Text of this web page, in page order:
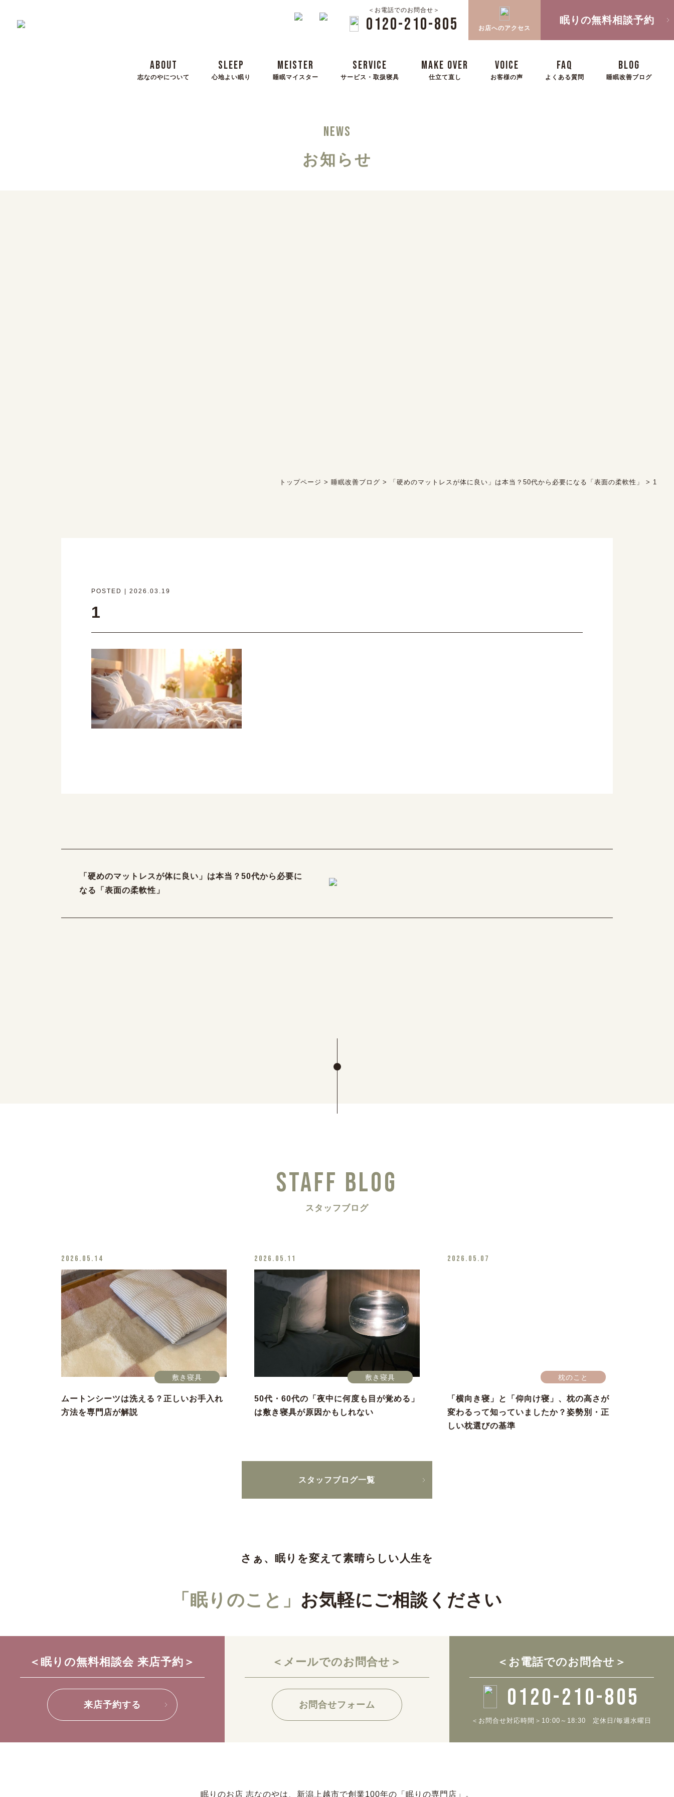
＜お電話でのお問合せ＞
0120-210-805 お店へのアクセス
眠りの無料相談予約
ABOUT
志なのやについて
SLEEP
心地よい眠り
MEISTER
睡眠マイスター
SERVICE
サービス・取扱寝具
MAKE OVER
仕立て直し
VOICE
お客様の声
FAQ
よくある質問
BLOG
睡眠改善ブログ
NEWS
お知らせ
トップページ > 睡眠改善ブログ > 「硬めのマットレスが体に良い」は本当？50代から必要になる「表面の柔軟性」 > 1
POSTED | 2026.03.19
1
「硬めのマットレスが体に良い」は本当？50代から必要に
なる「表面の柔軟性」
STAFF BLOG
スタッフブログ
2026.05.14
敷き寝具
ムートンシーツは洗える？正しいお手入れ
方法を専門店が解説
2026.05.11
敷き寝具
50代・60代の「夜中に何度も目が覚める」
は敷き寝具が原因かもしれない
2026.05.07
枕のこと
「横向き寝」と「仰向け寝」、枕の高さが
変わるって知っていましたか？姿勢別・正
しい枕選びの基準
スタッフブログ一覧
さぁ、眠りを変えて素晴らしい人生を
「眠りのこと」 お気軽にご相談ください
＜眠りの無料相談会 来店予約＞
来店予約する
＜メールでのお問合せ＞
お問合せフォーム
＜お電話でのお問合せ＞
0120-210-805
＜お問合せ対応時間＞10:00～18:30 定休日/毎週水曜日
眠りのお店 志なのやは、新潟上越市で創業100年の「眠りの専門店」。